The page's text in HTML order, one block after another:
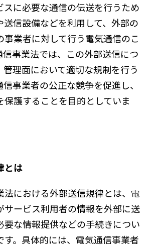
スに必要な通信の伝送を行うため
送信設備などを利用して、外部の
事業者に対して行う電気通信のこ
信事業法では、この外部送信につ
管理面において適切な規制を行う
事業者の公正な競争を促進し、
保護することを目的としていま
とは
における外部送信規律とは、電
サービス利用者の情報を外部に送
要な情報提供などの手続きについ
す。具体的には、電気通信事業者